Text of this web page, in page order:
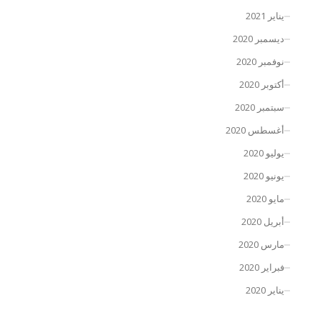
يناير 2021
ديسمبر 2020
نوفمبر 2020
أكتوبر 2020
سبتمبر 2020
أغسطس 2020
يوليو 2020
يونيو 2020
مايو 2020
أبريل 2020
مارس 2020
فبراير 2020
يناير 2020